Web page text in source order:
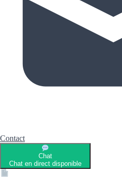
Contact
Chat
Chat en direct disponible